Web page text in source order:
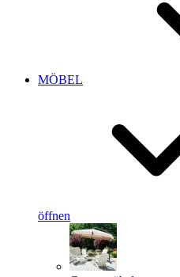
MÖBEL
öffnen